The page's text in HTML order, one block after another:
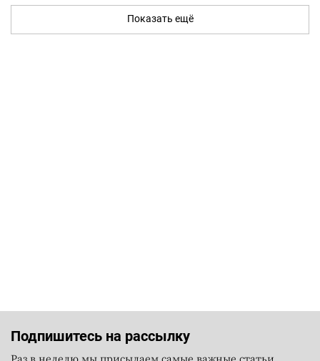
Показать ещё
Подпишитесь на рассылку
Раз в неделю мы присылаем самые важные статьи